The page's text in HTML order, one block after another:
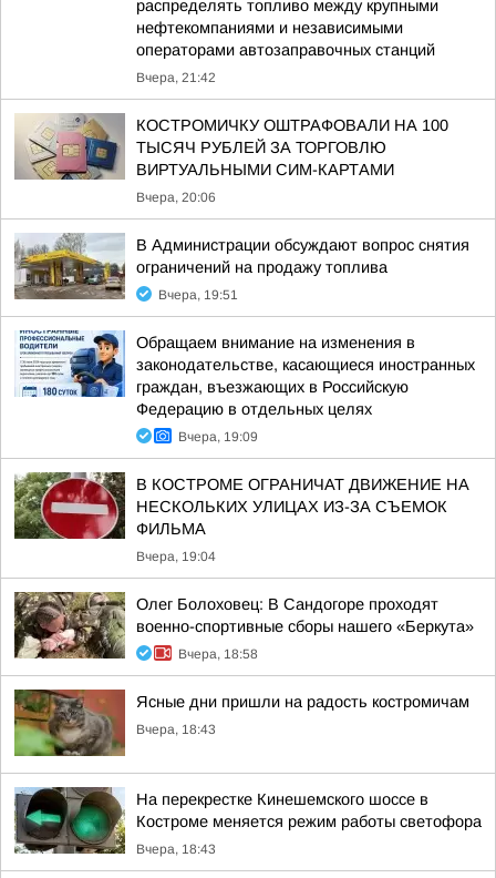
распределять топливо между крупными
нефтекомпаниями и независимыми
операторами автозаправочных станций
Вчера, 21:42
КОСТРОМИЧКУ ОШТРАФОВАЛИ НА 100
ТЫСЯЧ РУБЛЕЙ ЗА ТОРГОВЛЮ
ВИРТУАЛЬНЫМИ СИМ-КАРТАМИ
Вчера, 20:06
В Администрации обсуждают вопрос снятия
ограничений на продажу топлива
Вчера, 19:51
Обращаем внимание на изменения в
законодательстве, касающиеся иностранных
граждан, въезжающих в Российскую
Федерацию в отдельных целях
Вчера, 19:09
В КОСТРОМЕ ОГРАНИЧАТ ДВИЖЕНИЕ НА
НЕСКОЛЬКИХ УЛИЦАХ ИЗ-ЗА СЪЕМОК
ФИЛЬМА
Вчера, 19:04
Олег Болоховец: В Сандогоре проходят
военно-спортивные сборы нашего «Беркута»
Вчера, 18:58
Ясные дни пришли на радость костромичам
Вчера, 18:43
На перекрестке Кинешемского шоссе в
Костроме меняется режим работы светофора
Вчера, 18:43